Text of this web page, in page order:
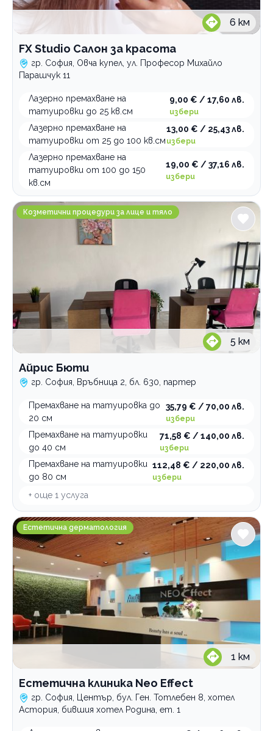
6 км
FX Studio Салон за красота
гр. София, Овча купел, ул. Професор Михайло
Парашчук 11
Лазерно премахване на
татуировки до 25 кв.см
9,00 € / 17,60 лв.
избери
Лазерно премахване на
татуировки от 25 до 100 кв.см
13,00 € / 25,43 лв.
избери
Лазерно премахване на
татуировки от 100 до 150
кв.см
19,00 € / 37,16 лв.
избери
Айрис Бюти
Козметични процедури за лице и тяло
5 км
Айрис Бюти
гр. София, Връбница 2, бл. 630, партер
Премахване на татуировка до
20 см
35,79 € / 70,00 лв.
избери
Премахване на татуировки
до 40 см
71,58 € / 140,00 лв.
избери
Премахване на татуировки
до 80 см
112,48 € / 220,00 лв.
избери
+ още 1 услуга
Естетична клиника Neo Effect
Естетична дерматология
1 км
Естетична клиника Neo Effect
гр. София, Център, бул. Ген. Тотлебен 8, хотел
Астория, бившия хотел Родина, ет. 1